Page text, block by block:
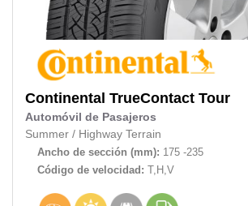
Continental TrueContact Tour
Automóvil de Pasajeros
Summer / Highway Terrain
Ancho de sección (mm): 175 -235
Código de velocidad: T,H,V